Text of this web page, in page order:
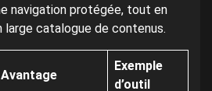
navigation protégée, tout en
large catalogue de contenus.
Avantage
Exemple
d’outil